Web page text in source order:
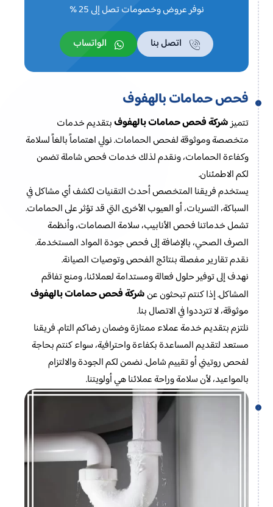
نوفر عروض وخصومات تصل إلى 25 %
اتصل بنا الواتساب
فحص حمامات بالهفوف
تتميزشركة فحص حمامات بالهفوفبتقديم خدمات
متخصصة وموثوقة لفحص الحمامات. نولي اهتماماً بالغاً لسلامة
وكفاءة الحمامات، ونقدم لذلك خدمات فحص شاملة تضمن
لكم الاطمئنان.
يستخدم فريقنا المتخصص أحدث التقنيات لكشف أي مشاكل في
السباكة، التسربات، أو العيوب الأخرى التي قد تؤثر على الحمامات.
تشمل خدماتنا فحص الأنابيب، سلامة الصمامات، وأنظمة
الصرف الصحي، بالإضافة إلى فحص جودة المواد المستخدمة.
نقدم تقارير مفصلة بنتائج الفحص وتوصيات الصيانة.
نهدف إلى توفير حلول فعالة ومستدامة لعملائنا، ومنع تفاقم
المشاكل. إذا كنتم تبحثون عنشركة فحص حمامات بالهفوف
موثوقة، لا تترددوا في الاتصال بنا.
نلتزم بتقديم خدمة عملاء ممتازة وضمان رضاكم التام. فريقنا
مستعد لتقديم المساعدة بكفاءة واحترافية، سواء كنتم بحاجة
لفحص روتيني أو تقييم شامل. نضمن لكم الجودة والالتزام
بالمواعيد، لأن سلامة وراحة عملائنا هي أولويتنا.